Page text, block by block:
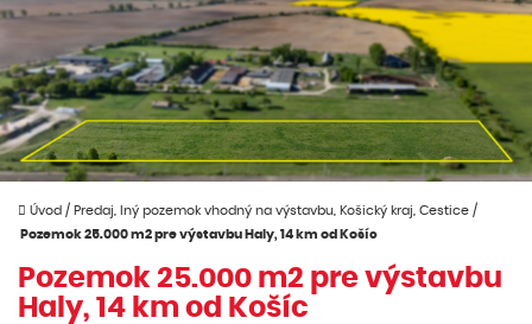
Úvod / Predaj, Iný pozemok vhodný na výstavbu, Košický kraj, Cestice /
Pozemok 25.000 m2 pre výstavbu Haly, 14 km od Košíc
Pozemok 25.000 m2 pre výstavbu
Haly, 14 km od Košíc